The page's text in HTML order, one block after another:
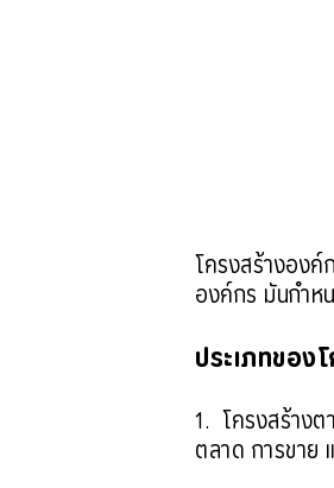
โครงสร้างองค์
องค์กร มันกำห
ประเภทขอ
1. โครงสร้างต
ตลาด การขาย